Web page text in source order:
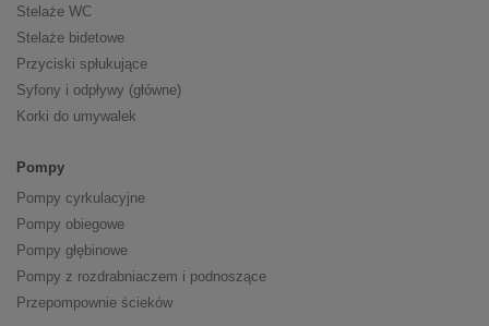
Stelaże WC
Stelaże bidetowe
Przyciski spłukujące
Syfony i odpływy (główne)
Korki do umywalek
Pompy
Pompy cyrkulacyjne
Pompy obiegowe
Pompy głębinowe
Pompy z rozdrabniaczem i podnoszące
Przepompownie ścieków